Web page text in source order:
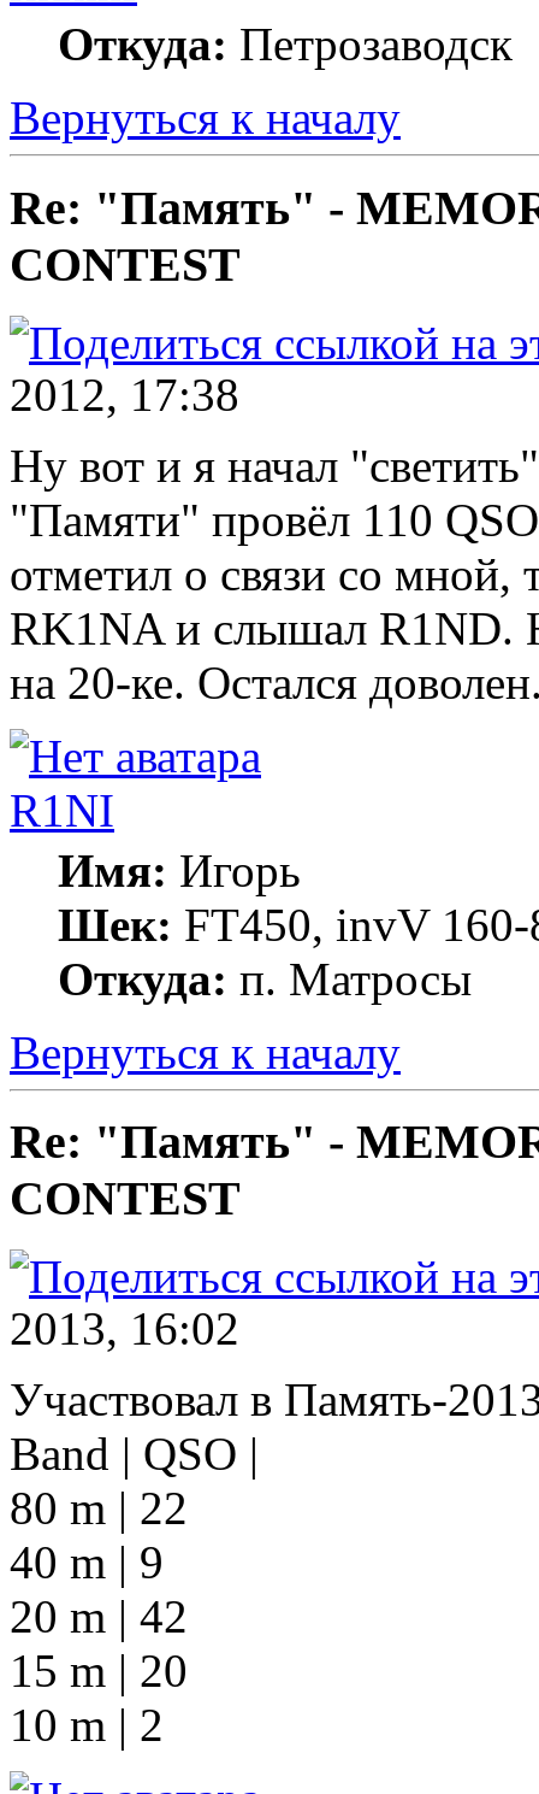
Откуда: Петрозаводск
Вернуться к началу
Re: "Память" -
CONTEST
2012, 17:38
Ну вот и я начал
"Памяти" провёл 110
отметил о связи со мной,
RK1NA и слышал R1ND.
на 20-ке. Остался
R1NI
Имя: Игорь
Шек: FT450, invV
Откуда: п. Матросы
Вернуться к началу
Re: "Память" -
CONTEST
2013, 16:02
Участвовал в Память-
Band | QSO |
80 m | 22
40 m | 9
20 m | 42
15 m | 20
10 m | 2